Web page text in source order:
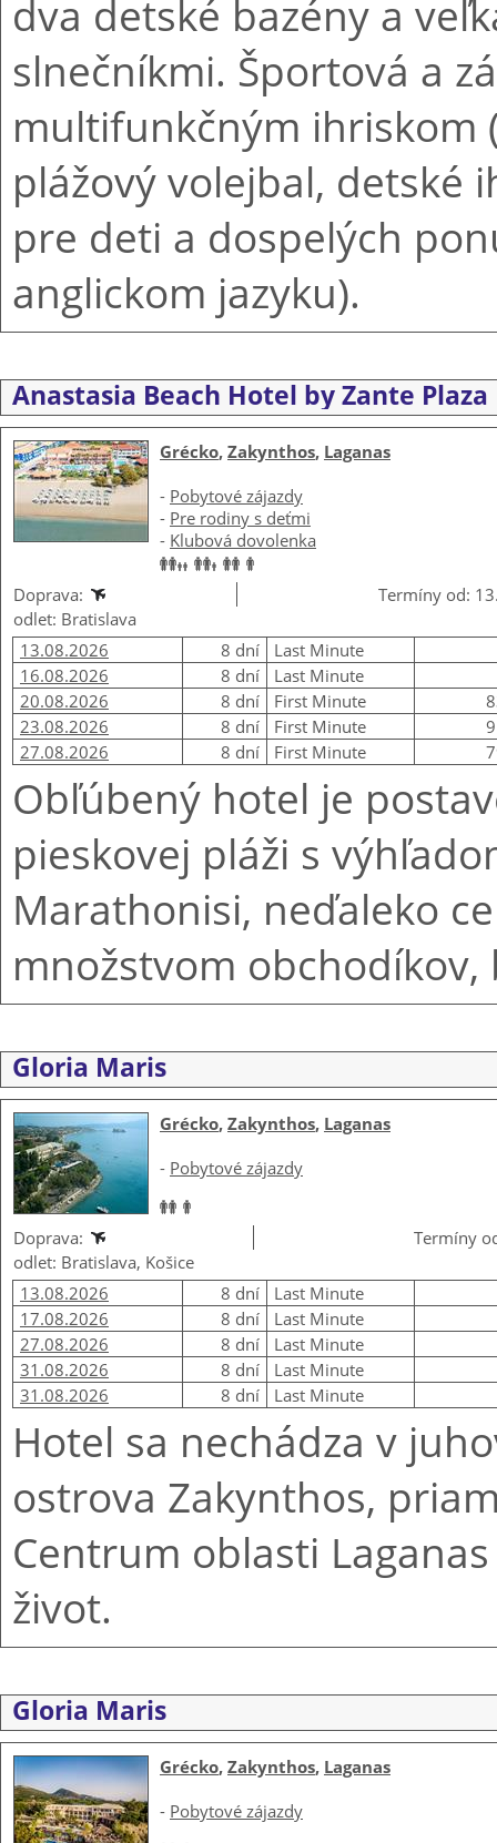
dva detské bazény a
slnečníkmi. Športová a
multifunkčným ihriskom
plážový volejbal, detské
pre deti a dospelých
anglickom jazyku).
Anastasia Beach Hotel by Zante
Grécko, Zakynthos, Laganas
- Pobytové zájazdy
- Pre rodiny s deťmi
- Klubová dovolenka
Doprava:
Termíny od:
odlet: Bratislava
13.08.2026
8 dní
Last Minute
16.08.2026
8 dní
Last Minute
20.08.2026
8 dní First Minute
23.08.2026
8 dní First Minute
27.08.2026
8 dní First Minute
Obľúbený hotel je
pieskovej pláži s
Marathonisi, neďaleko
množstvom
Gloria Maris
Grécko, Zakynthos, Laganas
- Pobytové zájazdy
Doprava:
Termíny
odlet: Bratislava, Košice
13.08.2026
8 dní Last Minute
17.08.2026
8 dní Last Minute
27.08.2026
8 dní
Last Minute
31.08.2026
8 dní Last Minute
31.08.2026
8 dní Last Minute
Hotel sa nechádza v
ostrova Zakynthos,
Centrum oblasti
život.
Gloria Maris
Grécko, Zakynthos, Laganas
- Pobytové zájazdy